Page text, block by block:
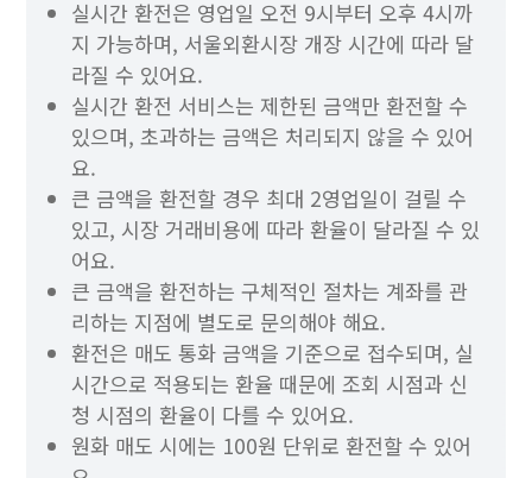
실시간 환전은 영업일 오전 9시부터 오후 4시까
지 가능하며, 서울외환시장 개장 시간에 따라 달
라질 수 있어요.
실시간 환전 서비스는 제한된 금액만 환전할 수
있으며, 초과하는 금액은 처리되지 않을 수 있어
요.
큰 금액을 환전할 경우 최대 2영업일이 걸릴 수
있고, 시장 거래비용에 따라 환율이 달라질 수 있
어요.
큰 금액을 환전하는 구체적인 절차는 계좌를 관
리하는 지점에 별도로 문의해야 해요.
환전은 매도 통화 금액을 기준으로 접수되며, 실
시간으로 적용되는 환율 때문에 조회 시점과 신
청 시점의 환율이 다를 수 있어요.
원화 매도 시에는 100원 단위로 환전할 수 있어